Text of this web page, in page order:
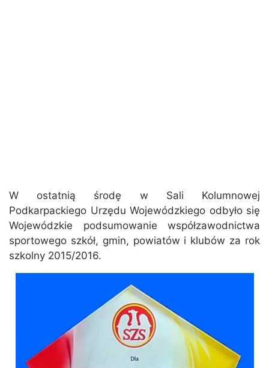
W ostatnią środę w Sali Kolumnowej
Podkarpackiego Urzędu Wojewódzkiego odbyło się
Wojewódzkie podsumowanie współzawodnictwa
sportowego szkół, gmin, powiatów i klubów za rok
szkolny 2015/2016.